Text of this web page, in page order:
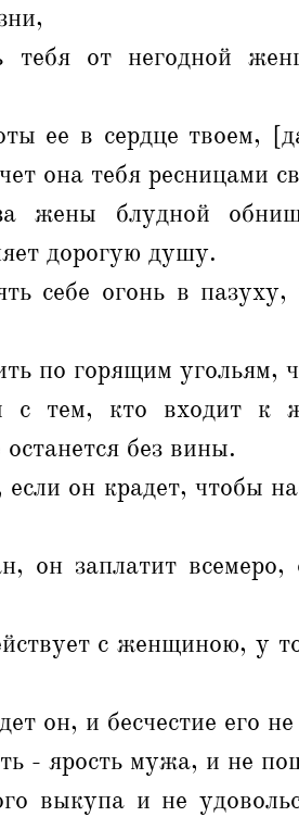
тебя от негодной
ее в сердце твоем,
она тебя ресницами
жены блудной
дорогую душу.
себе огонь в пазуху,
по горящим угольям,
тем, кто входит к
без вины.
он крадет, чтобы
он заплатит всемеро,
с женщиною, у
он, и бесчестие его не
- ярость мужа, и не
выкупа и не